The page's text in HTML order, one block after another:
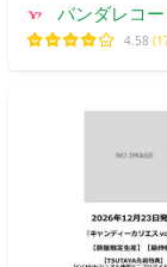
バンダレコ
店
4.58